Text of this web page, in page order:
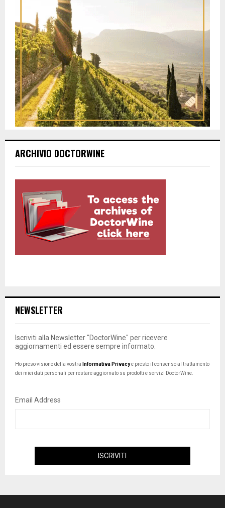
ARCHIVIO DOCTORWINE
NEWSLETTER
Iscriviti alla Newsletter "DoctorWine" per ricevere
aggiornamenti ed essere sempre informato.
Ho preso visione della vostra Informativa Privacye presto il consenso al trattamento
dei miei dati personali per restare aggiornato su prodotti e servizi DoctorWine.
Email Address